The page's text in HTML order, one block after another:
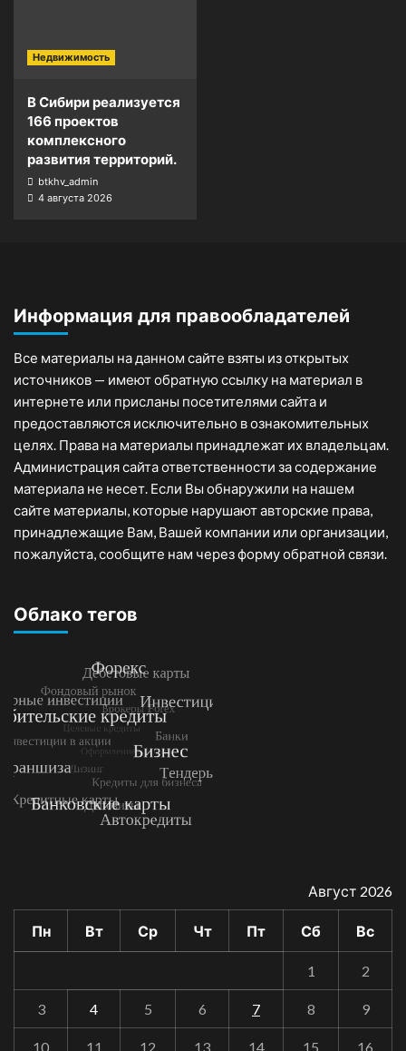
Недвижимость
В Сибири реализуется
166 проектов
комплексного
развития территорий.
btkhv_admin
4 августа 2026
Информация для правообладателей
Все материалы на данном сайте взяты из открытых
источников — имеют обратную ссылку на материал в
интернете или присланы посетителями сайта и
предоставляются исключительно в ознакомительных
целях. Права на материалы принадлежат их владельцам.
Администрация сайта ответственности за содержание
материала не несет. Если Вы обнаружили на нашем
сайте материалы, которые нарушают авторские права,
принадлежащие Вам, Вашей компании или организации,
пожалуйста, сообщите нам через форму обратной связи.
Облако тегов
Август 2026
Пн Вт Ср Чт Пт Сб Вс
1 2
3 4 5 6 7 8 9
10 11 12 13 14 15 16